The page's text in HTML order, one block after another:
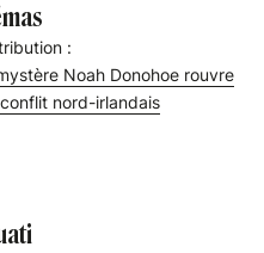
:
Noah Donohoe rouvre
nord-irlandais